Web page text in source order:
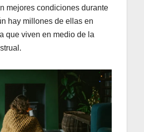
mejores condiciones durante
hay millones de ellas en
que viven en medio de la